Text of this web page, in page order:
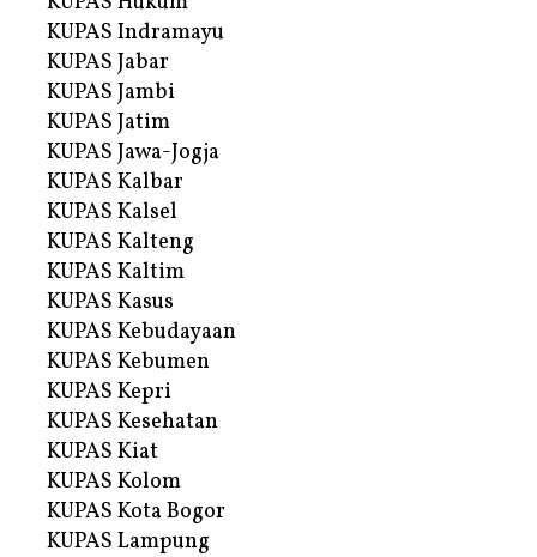
KUPAS Indramayu
KUPAS Jabar
KUPAS Jambi
KUPAS Jatim
KUPAS Jawa-Jogja
KUPAS Kalbar
KUPAS Kalsel
KUPAS Kalteng
KUPAS Kaltim
KUPAS Kasus
KUPAS Kebudayaan
KUPAS Kebumen
KUPAS Kepri
KUPAS Kesehatan
KUPAS Kiat
KUPAS Kolom
KUPAS Kota Bogor
KUPAS Lampung